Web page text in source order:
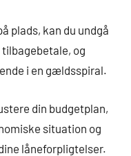
plads, kan du undgå
og
i en gældsspiral.
din budgetplan,
situation og
låneforpligtelser.